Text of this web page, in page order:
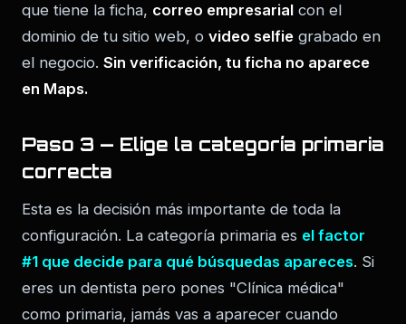
que tiene la ficha, correo empresarial con el
dominio de tu sitio web, o video selfie grabado en
el negocio. Sin verificación, tu ficha no aparece
en Maps.
Paso 3 — Elige la categoría primaria
correcta
Esta es la decisión más importante de toda la
configuración. La categoría primaria es el factor
#1 que decide para qué búsquedas apareces. Si
eres un dentista pero pones "Clínica médica"
como primaria, jamás vas a aparecer cuando